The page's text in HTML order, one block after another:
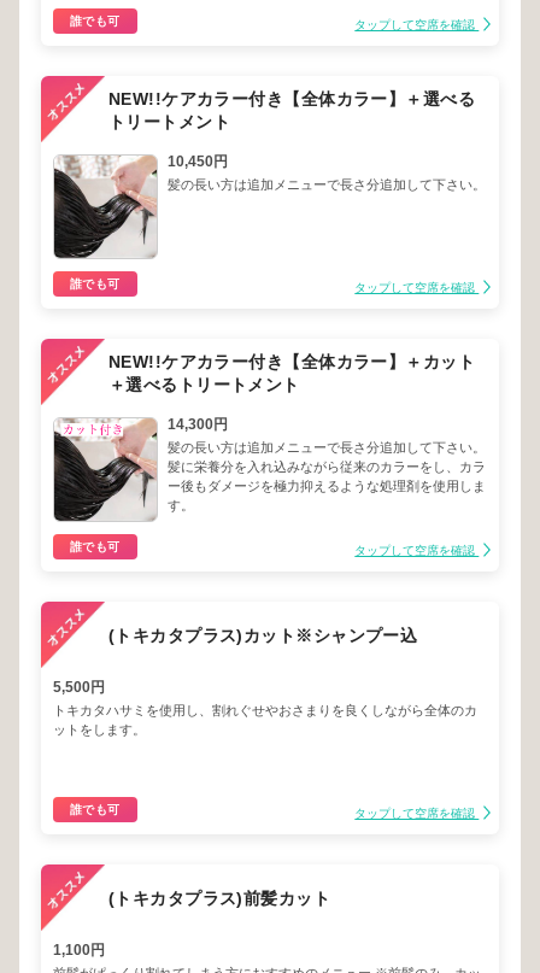
誰でも可 タップして空席を確認
NEW!!ケアカラー付き【全体カラー】＋選べる
トリートメント
10,450円
髪の長い方は追加メニューで長さ分追加して下さい。
誰でも可 タップして空席を確認
NEW!!ケアカラー付き【全体カラー】＋カット
＋選べるトリートメント
14,300円
髪の長い方は追加メニューで長さ分追加して下さい。
髪に栄養分を入れ込みながら従来のカラーをし、カラ
ー後もダメージを極力抑えるような処理剤を使用しま
す。
誰でも可 タップして空席を確認
(トキカタプラス)カット※シャンプー込
5,500円
トキカタハサミを使用し、割れぐせやおさまりを良くしながら全体のカ
ットをします。
誰でも可 タップして空席を確認
(トキカタプラス)前髪カット
1,100円